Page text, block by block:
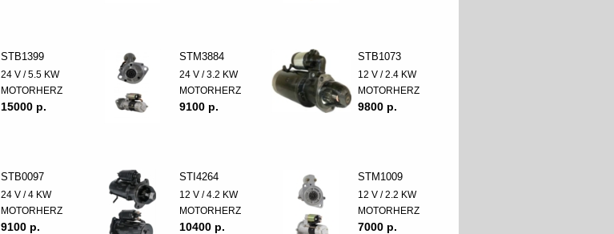
STB1399
24 V / 5.5 KW
MOTORHERZ
15000 p.
STM3884
24 V / 3.2 KW
MOTORHERZ
9100 p.
STB1073
12 V / 2.4 KW
MOTORHERZ
9800 p.
STB0097
24 V / 4 KW
MOTORHERZ
9100 p.
STI4264
12 V / 4.2 KW
MOTORHERZ
10400 p.
STM1009
12 V / 2.2 KW
MOTORHERZ
7000 p.